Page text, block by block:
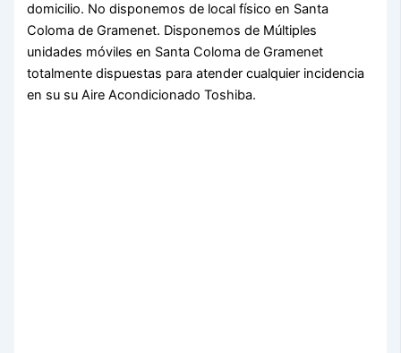
domicilio. No disponemos de local físico en Santa
Coloma de Gramenet. Disponemos de Múltiples
unidades móviles en Santa Coloma de Gramenet
totalmente dispuestas para atender cualquier incidencia
en su su Aire Acondicionado Toshiba.